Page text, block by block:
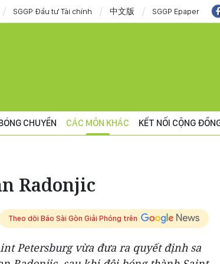
SGGP Đầu tư Tài chính 中文版 SGGP Epaper
CHUYỀN CÁC MÔN KHÁC KẾT NỐI CỘNG
Radonjic
Theo dõi Báo Sài Gòn Giải Phóng trên
Petersburg vừa đưa ra quyết định sa